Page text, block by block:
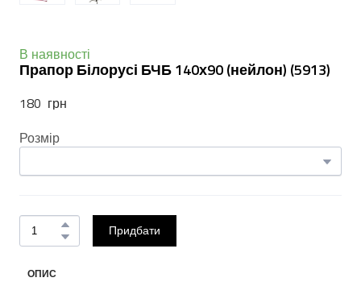
В наявності
Прапор Білорусі БЧБ 140х90 (нейлон) (5913)
180  грн
Розмір
Придбати
ОПИС